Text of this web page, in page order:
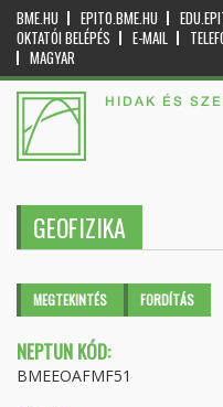
BME.HU EPITO.BME.HU
OKTATÓI BELÉPÉS
E-MAIL
MAGYAR
HIDAK ÉS
GEOFIZIKA
Elsődleges fülek
MEGTEKINTÉS (AKTÍVFORDÍTÁS
NEPTUN KÓD:
BMEEOAFMF51